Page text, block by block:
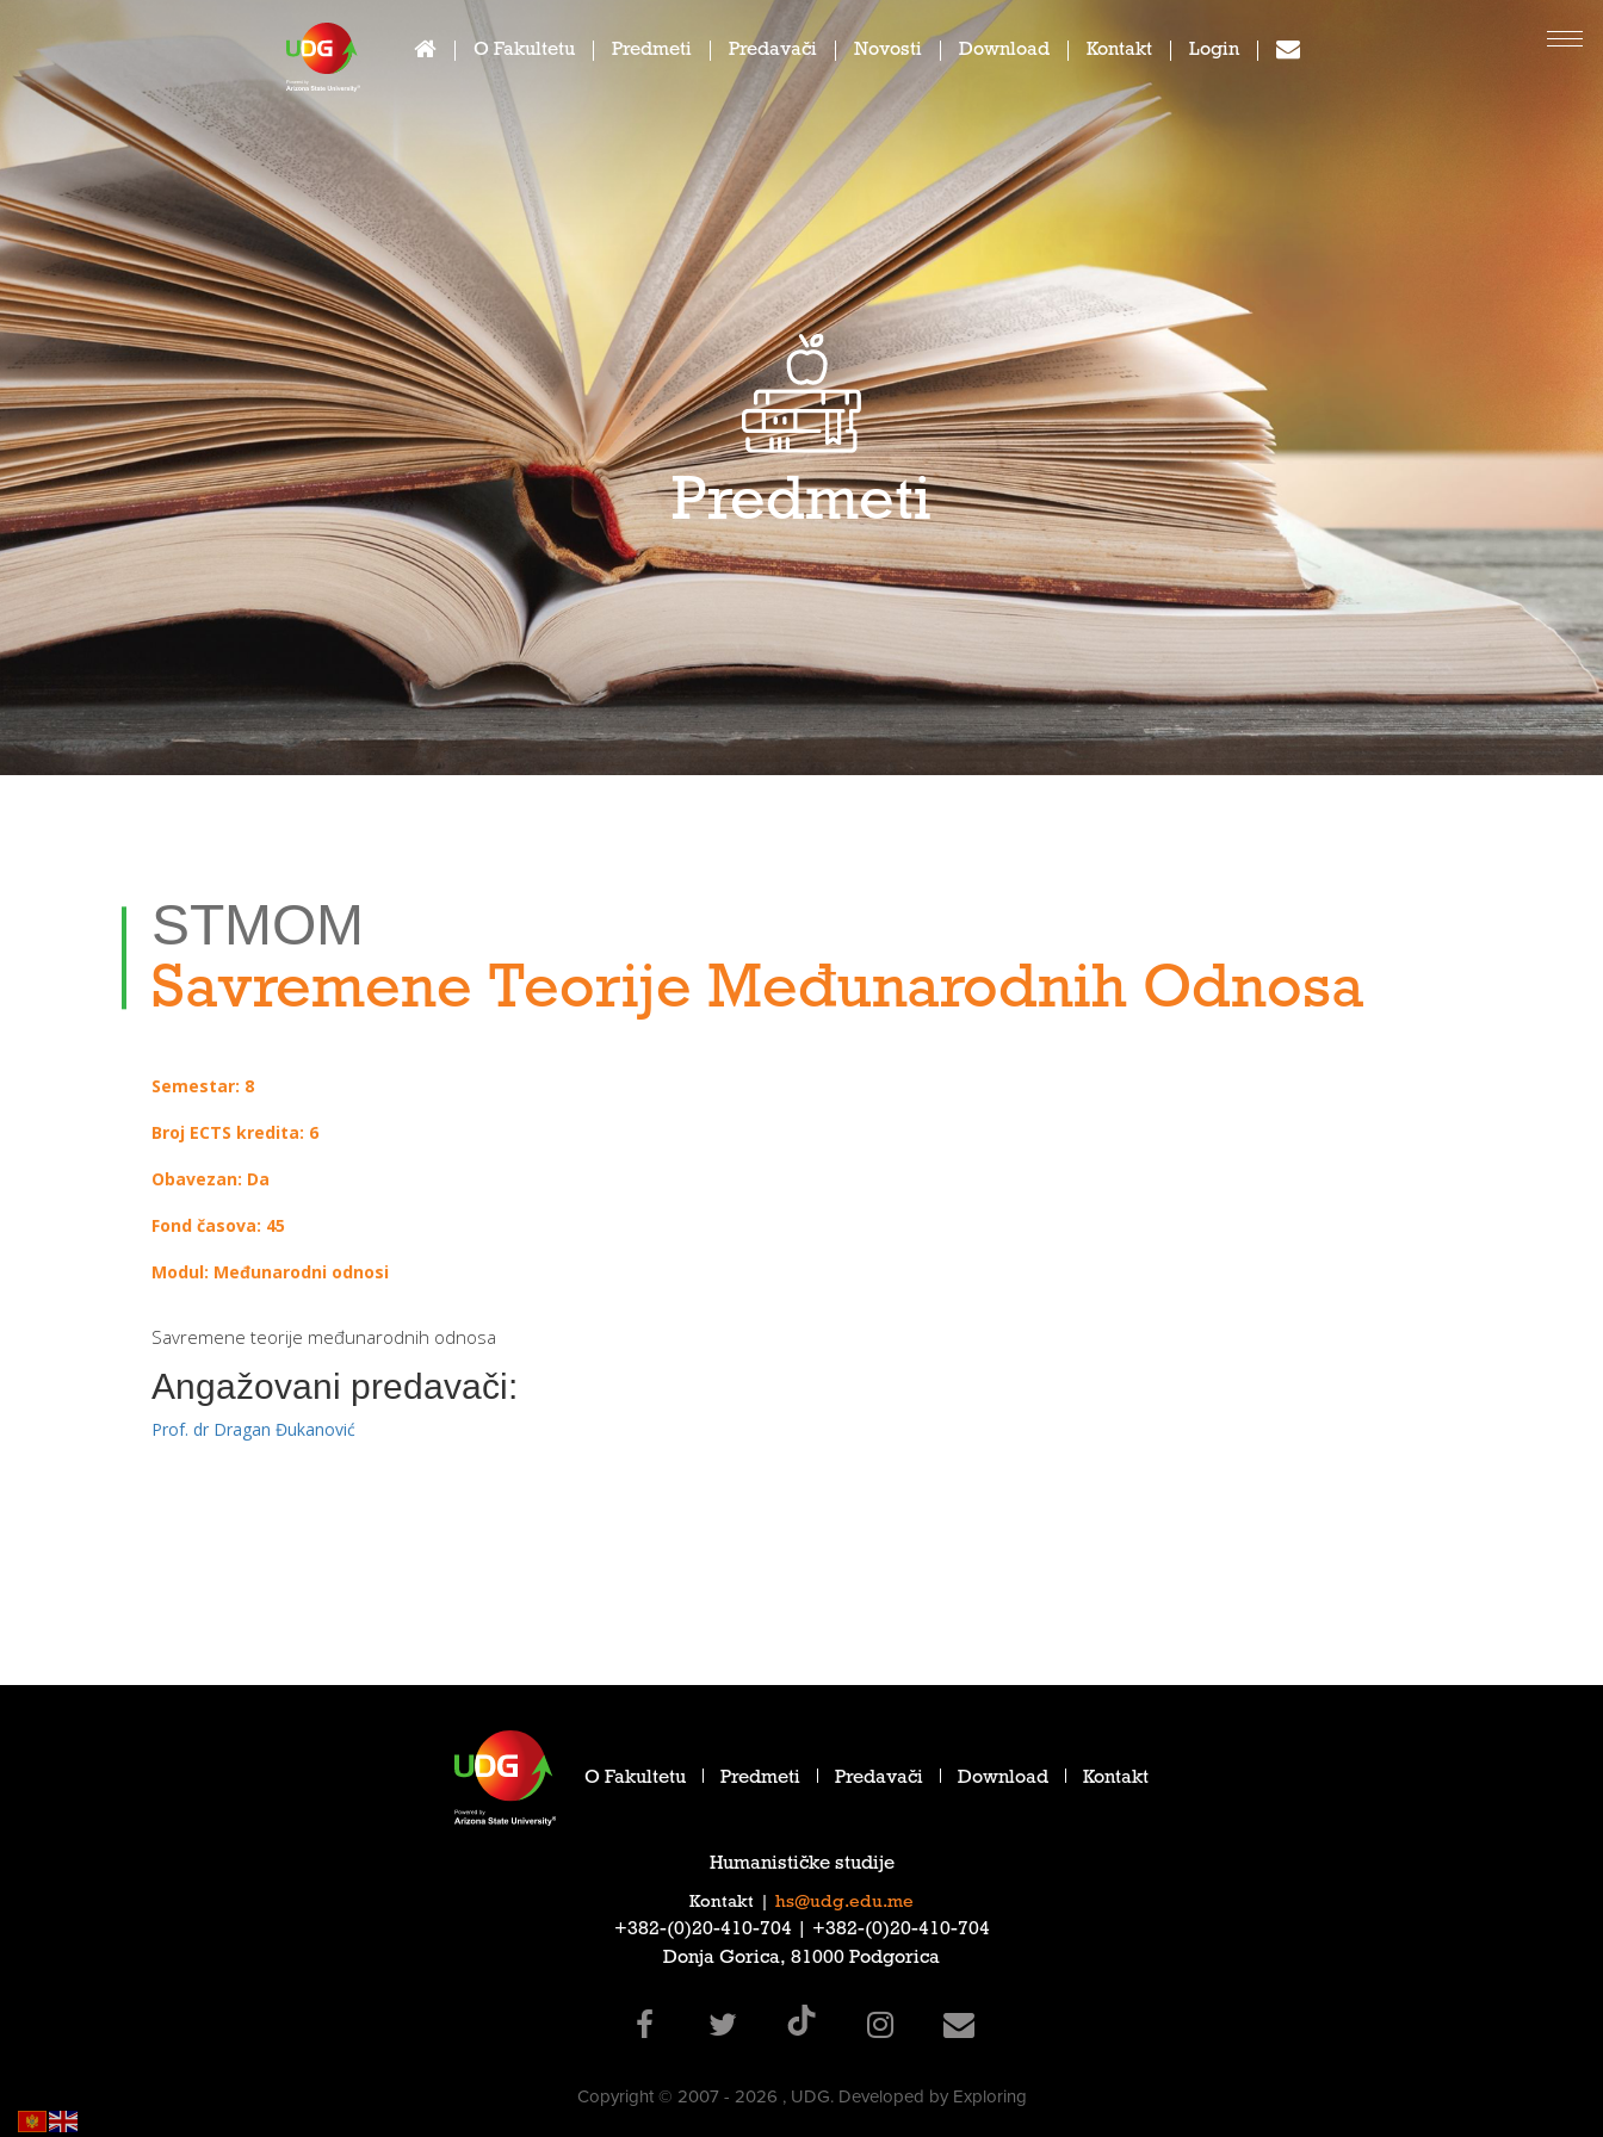
O Fakultetu Predmeti Predavači Novosti Download Kontakt Login
Predmeti
STMOM
Savremene Teorije Međunarodnih Odnosa
Semestar: 8
Broj ECTS kredita: 6
Obavezan: Da
Fond časova: 45
Modul: Međunarodni odnosi
Savremene teorije međunarodnih odnosa
Angažovani predavači:
Prof. dr Dragan Đukanović
O Fakultetu Predmeti Predavači Download Kontakt
Humanističke studije
Kontakt hs@udg.edu.me
‎+382-(0)20-410-704‎ | ‎+382-(0)20-410-704‎
Donja Gorica, 81000 Podgorica
Copyright © 2007 - 2026 , UDG. Developed by Exploring